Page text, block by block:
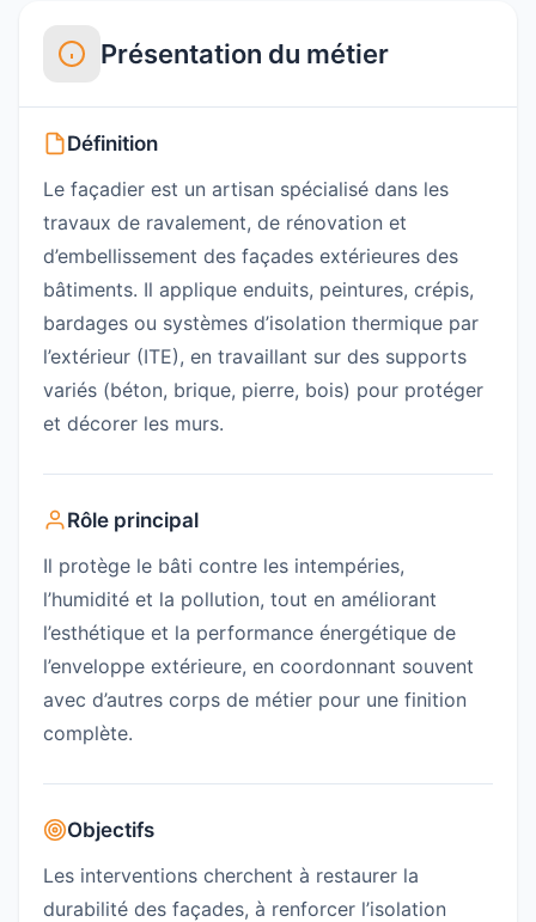
Présentation du métier
Définition
Le façadier est un artisan spécialisé dans les
travaux de ravalement, de rénovation et
d’embellissement des façades extérieures des
bâtiments. Il applique enduits, peintures, crépis,
bardages ou systèmes d’isolation thermique par
l’extérieur (ITE), en travaillant sur des supports
variés (béton, brique, pierre, bois) pour protéger
et décorer les murs.
Rôle principal
Il protège le bâti contre les intempéries,
l’humidité et la pollution, tout en améliorant
l’esthétique et la performance énergétique de
l’enveloppe extérieure, en coordonnant souvent
avec d’autres corps de métier pour une finition
complète.
Objectifs
Les interventions cherchent à restaurer la
durabilité des façades, à renforcer l’isolation